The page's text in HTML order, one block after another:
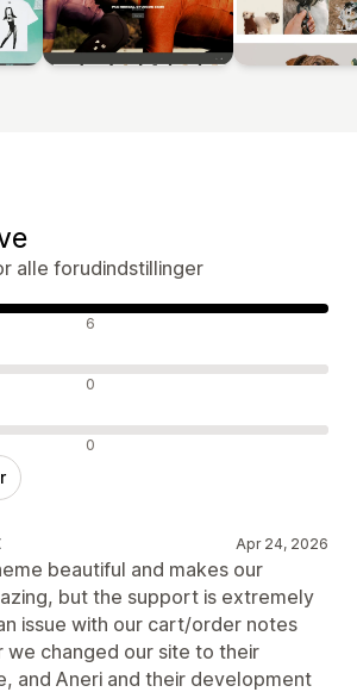
alle forudindstillinger
6
0
0
Apr 24, 2026
beautiful and makes our
but the support is extremely
issue with our cart/order notes
we changed our site to their
and Aneri and their development